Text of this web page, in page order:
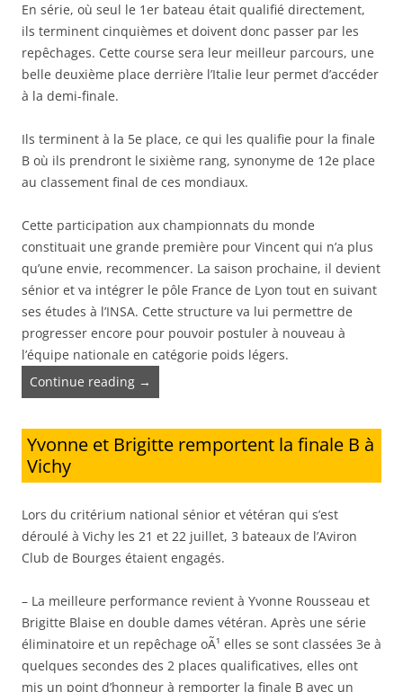
En série, où seul le 1er bateau était qualifié directement,
ils terminent cinquièmes et doivent donc passer par les
repêchages. Cette course sera leur meilleur parcours, une
belle deuxième place derrière l’Italie leur permet d’accéder
à la demi-finale.
Ils terminent à la 5e place, ce qui les qualifie pour la finale
B où ils prendront le sixième rang, synonyme de 12e place
au classement final de ces mondiaux.
Cette participation aux championnats du monde
constituait une grande première pour Vincent qui n’a plus
qu’une envie, recommencer. La saison prochaine, il devient
sénior et va intégrer le pôle France de Lyon tout en suivant
ses études à l’INSA. Cette structure va lui permettre de
progresser encore pour pouvoir postuler à nouveau à
l’équipe nationale en catégorie poids légers.
Continue reading →
Yvonne et Brigitte remportent la finale B à
Vichy
Lors du critérium national sénior et vétéran qui s’est
déroulé à Vichy les 21 et 22 juillet, 3 bateaux de l’Aviron
Club de Bourges étaient engagés.
– La meilleure performance revient à Yvonne Rousseau et
Brigitte Blaise en double dames vétéran. Après une série
éliminatoire et un repêchage oÃ¹ elles se sont classées 3e à
quelques secondes des 2 places qualificatives, elles ont
mis un point d’honneur à remporter la finale B avec un